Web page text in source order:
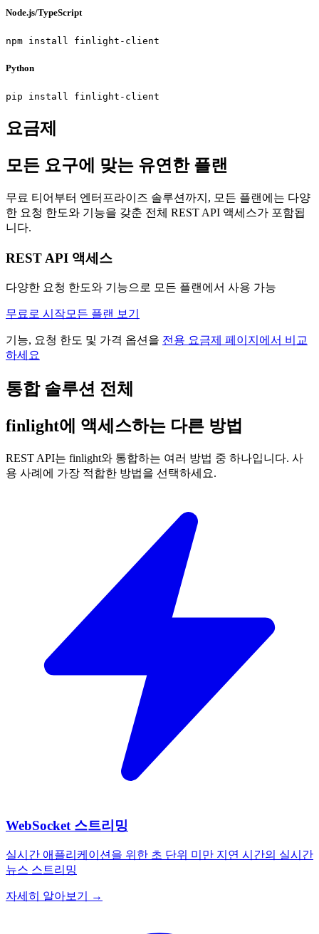
Node.js/TypeScript
npm install finlight-client
Python
pip install finlight-client
요금제
모든 요구에 맞는 유연한 플랜
무료 티어부터 엔터프라이즈 솔루션까지, 모든 플랜에는 다양
한 요청 한도와 기능을 갖춘 전체 REST API 액세스가 포함됩
니다.
REST API 액세스
다양한 요청 한도와 기능으로 모든 플랜에서 사용 가능
무료로 시작모든 플랜 보기
기능, 요청 한도 및 가격 옵션을 전용 요금제 페이지에서 비교
하세요
통합 솔루션 전체
finlight에 액세스하는 다른 방법
REST API는 finlight와 통합하는 여러 방법 중 하나입니다. 사
용 사례에 가장 적합한 방법을 선택하세요.
WebSocket 스트리밍
실시간 애플리케이션을 위한 초 단위 미만 지연 시간의 실시간
뉴스 스트리밍
자세히 알아보기 →